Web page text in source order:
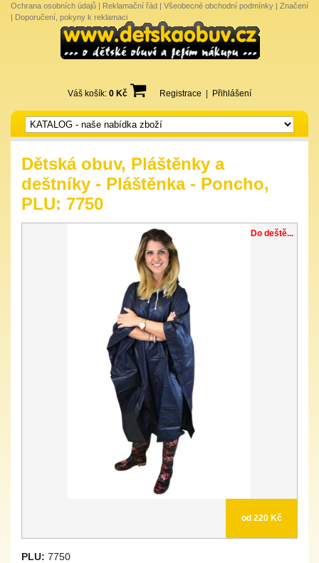
Ochrana osobních údajů | Reklamační řád | Všeobecné obchodní podmínky | Značení
| Doporučení, pokyny k reklamaci
Váš košík: 0 Kč Registrace Přihlášení
Dětská obuv, Pláštěnky a
deštníky - Pláštěnka - Poncho,
PLU: 7750
Do deště...
od 220 Kč
PLU: 7750